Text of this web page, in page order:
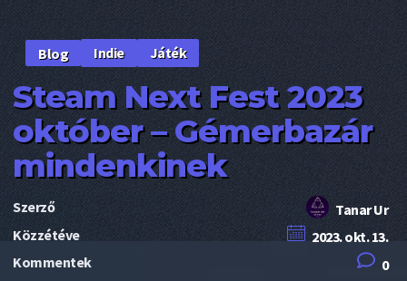
Blog Indie Játék
Steam Next Fest 2023
október – Gémerbazár
mindenkinek
Szerző
Tanar Ur
Közzétéve
2023. okt. 13.
Kommentek
0